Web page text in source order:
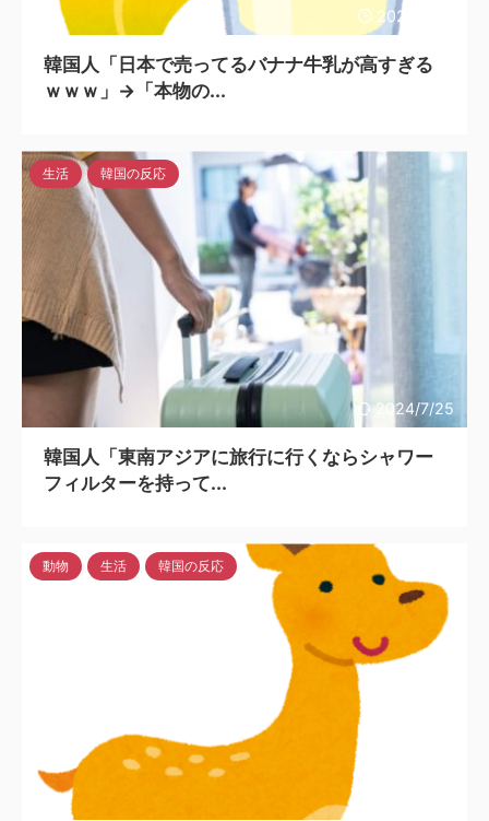
2024/7/27
韓国人「日本で売ってるバナナ牛乳が高すぎる
ｗｗｗ」→「本物の...
2024/7/25
生活 韓国の反応
韓国人「東南アジアに旅行に行くならシャワー
フィルターを持って...
動物 生活 韓国の反応